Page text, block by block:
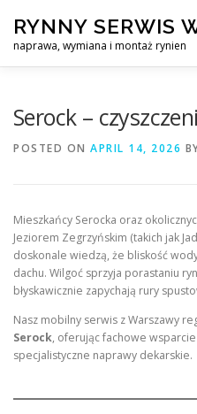
content
RYNNY SERWIS
naprawa, wymiana i montaż rynien
Serock –
POSTED ON APRIL 14, 2026
Mieszkańcy Serocka oraz
Jeziorem Zegrzyńskim (takich jak
doskonale wiedzą, że bliskość
dachu. Wilgoć sprzyja porastaniu
błyskawicznie zapychają rury
Nasz mobilny serwis z Warszawy
Serock, oferując fachowe
specjalistyczne naprawy dekarskie.